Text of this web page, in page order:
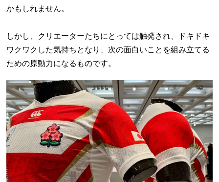
かもしれません。
しかし、クリエーターたちにとっては触発され、ドキドキ
ワクワクした気持ちとなり、次の面白いことを組み立てる
ための原動力になるものです。